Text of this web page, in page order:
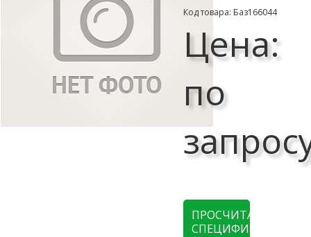
Код товара: Баз166044
Цена:
по
ПРОСЧИТАТЬ
СПЕЦИФИКАЦИЮ